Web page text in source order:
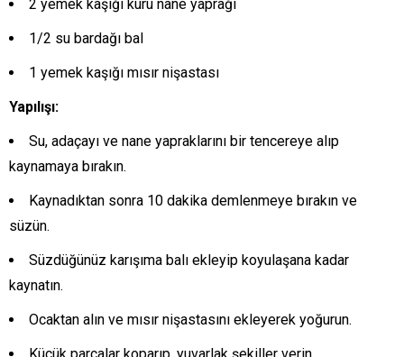
2 yemek kaşığı kuru nane yaprağı
1/2 su bardağı bal
1 yemek kaşığı mısır nişastası
Yapılışı:
Su, adaçayı ve nane yapraklarını bir tencereye alıp
kaynamaya bırakın.
Kaynadıktan sonra 10 dakika demlenmeye bırakın ve
süzün.
Süzdüğünüz karışıma balı ekleyip koyulaşana kadar
kaynatın.
Ocaktan alın ve mısır nişastasını ekleyerek yoğurun.